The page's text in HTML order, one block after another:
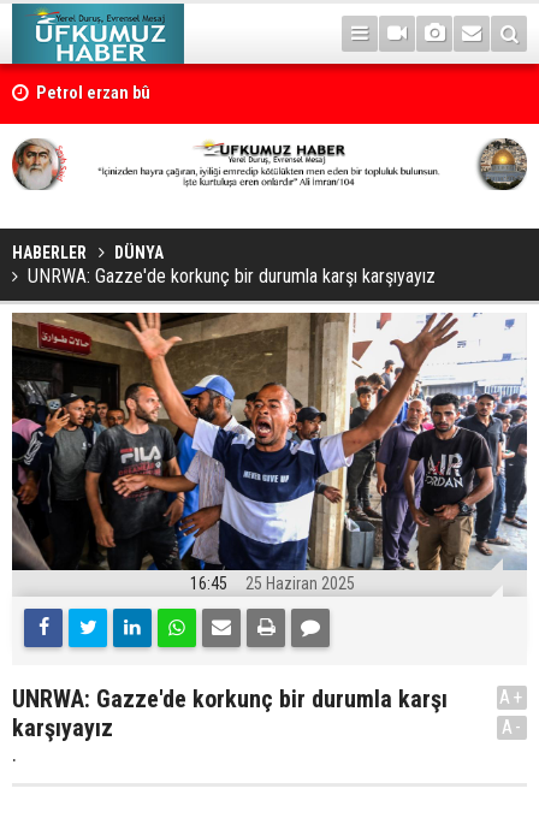
Petrol erzan bû
HABERLER DÜNYA
UNRWA: Gazze'de korkunç bir durumla karşı karşıyayız
16:45 25 Haziran 2025
UNRWA: Gazze'de korkunç bir durumla karşı
karşıyayız
.
A+
A-